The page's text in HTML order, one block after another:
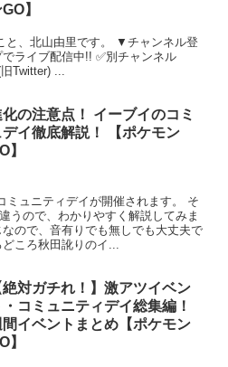
】
と、北山由里です。 ▼チャンネル登
ライブ配信中!! ✅別チャンネル
Twitter) ...
の注意点！ イーブイのコミ
デイ徹底解説！ 【ポケモン
】
ミュニティデイが開催されます。 そ
うので、わかりやすく解説してみま
ので、音有りでも無しでも大丈夫で
ころ秋田訛りのイ...
絶対ガチれ！】激アツイベン
・コミュニティデイ総集編！
間イベントまとめ【ポケモン
】